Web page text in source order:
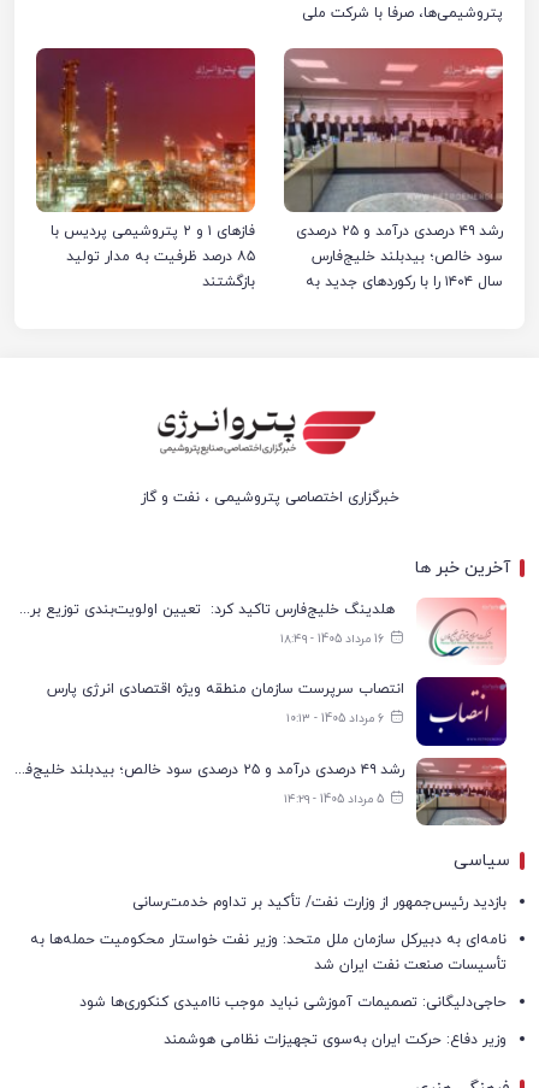
پتروشیمی‌ها، صرفا با شرکت ملی
رشد ۴۹ درصدی درآمد و ۲۵ درصدی
سود خالص؛ بیدبلند خلیج‌فارس
سال ۱۴۰۴ را با رکوردهای جدید به
فازهای ۱ و ۲ پتروشیمی پردیس با
۸۵ درصد ظرفیت به مدار تولید
بازگشتند
خبرگزاری اختصاصی پتروشیمی ، نفت و گاز
آخرین خبر ها
هلدینگ خلیج‌فارس تاکید کرد: تعیین اولویت‌بندی توزیع برق پتروشیمی‌ها، صرفا با شرکت ملی صنایع پتروشیمی ایران است
16 مرداد 1405 - ۱۸:۴۹
انتصاب سرپرست سازمان منطقه ویژه اقتصادی انرژی پارس
6 مرداد 1405 - ۱۰:۱۳
رشد ۴۹ درصدی درآمد و ۲۵ درصدی سود خالص؛ بیدبلند خلیج‌فارس سال ۱۴۰۴ را با رکوردهای جدید به پایان رساند
5 مرداد 1405 - ۱۴:۲۹
سیاسی
بازدید رئیس‌جمهور از وزارت نفت/ تأکید بر تداوم خدمت‌رسانی
نامه‌ای به دبیرکل سازمان ملل متحد: وزیر نفت خواستار محکومیت حمله‌ها به
تأسیسات صنعت نفت ایران شد
حاجی‌دلیگانی: تصمیمات آموزشی نباید موجب ناامیدی کنکوری‌ها شود
وزیر دفاع: حرکت ایران به‌سوی تجهیزات نظامی هوشمند